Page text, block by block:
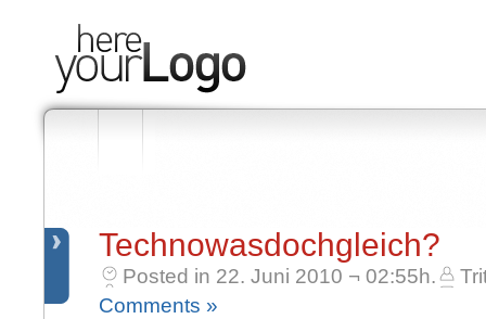
Technowasdochgleich?
Posted in 22. Juni 2010 ¬ 02:55h.
Comments »